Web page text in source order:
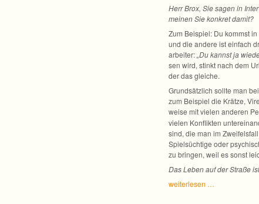
Herr Brox, Sie sagen in
mei­nen Sie kon­kret damit?
Zum Bei­spiel: Du kommst
und die andere ist ein­fach
ar­bei­ter:„Du kannst ja
sen wird, stinkt nach dem
der das gleiche.
Grund­sätz­lich sollte man
zum Bei­spiel die Krätze,
weise mit vie­len ande­ren
vie­len Kon­flik­ten
sind, die man im
Spiel­süch­tige oder
zu brin­gen, weil es sonst
Das Leben auf der Straße
wei­ter­le­sen …